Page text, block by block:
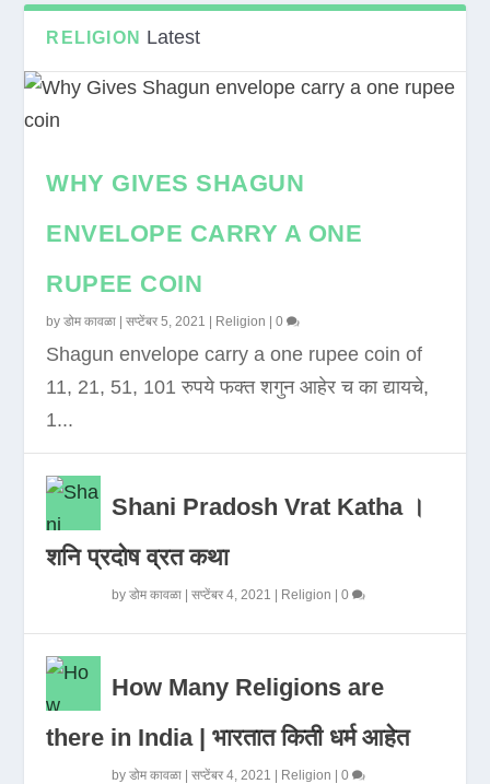
RELIGION Latest
WHY GIVES SHAGUN
ENVELOPE CARRY A ONE
RUPEE COIN
byडोम कावळा |सप्टेंबर 5, 2021 Religion |0
Shagun envelope carry a one rupee coin of
11, 21, 51, 101 रुपये फक्त शगुन आहेर च का द्यायचे,
1...
Shani Pradosh Vrat Katha ।
शनि प्रदोष व्रत कथा
byडोम कावळा |सप्टेंबर 4, 2021 Religion |0
How Many Religions are
there in India | भारतात किती धर्म आहेत
byडोम कावळा |सप्टेंबर 4, 2021 Religion |0